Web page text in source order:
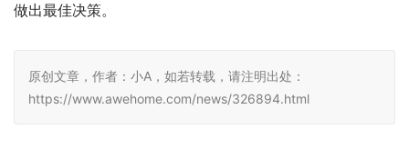
做出最佳决策。
原创文章，作者：小A，如若转载，请注明出处：
https://www.awehome.com/news/326894.html